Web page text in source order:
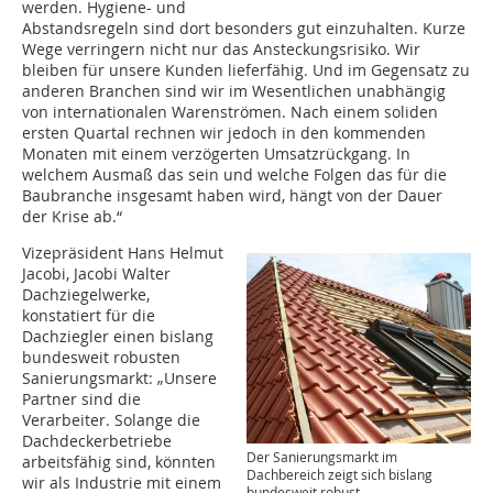
werden. Hygiene- und
Abstandsregeln sind dort besonders gut einzuhalten. Kurze
Wege verringern nicht nur das Ansteckungsrisiko. Wir
bleiben für unsere Kunden lieferfähig. Und im Gegensatz zu
anderen Branchen sind wir im Wesentlichen unabhängig
von internationalen Warenströmen. Nach einem soliden
ersten Quartal rechnen wir jedoch in den kommenden
Monaten mit einem verzögerten Umsatzrückgang. In
welchem Ausmaß das sein und welche Folgen das für die
Baubranche insgesamt haben wird, hängt von der Dauer
der Krise ab.“
Der Sanierungsmarkt im
Dachbereich zeigt sich bislang
Vizepräsident Hans Helmut
Jacobi, Jacobi Walter
Dachziegelwerke,
konstatiert für die
Dachziegler einen bislang
bundesweit robusten
Sanierungsmarkt: „Unsere
Partner sind die
Verarbeiter. Solange die
Dachdeckerbetriebe
arbeitsfähig sind, könnten
wir als Industrie mit einem